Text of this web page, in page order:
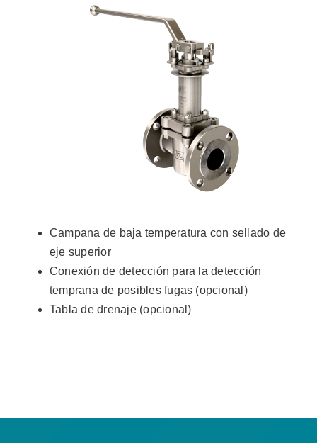
Campana de baja temperatura con sellado de
eje superior
Conexión de detección para la detección
temprana de posibles fugas (opcional)
Tabla de drenaje (opcional)